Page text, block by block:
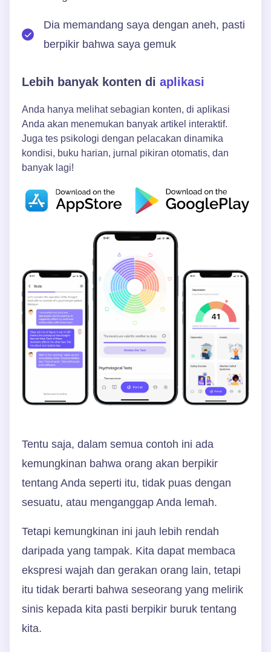
Dia memandang saya dengan aneh, pasti
berpikir bahwa saya gemuk
Lebih banyak konten di aplikasi
Anda hanya melihat sebagian konten, di aplikasi
Anda akan menemukan banyak artikel interaktif.
Juga tes psikologi dengan pelacakan dinamika
kondisi, buku harian, jurnal pikiran otomatis, dan
banyak lagi!
Tentu saja, dalam semua contoh ini ada
kemungkinan bahwa orang akan berpikir
tentang Anda seperti itu, tidak puas dengan
sesuatu, atau menganggap Anda lemah.
Tetapi kemungkinan ini jauh lebih rendah
daripada yang tampak. Kita dapat membaca
ekspresi wajah dan gerakan orang lain, tetapi
itu tidak berarti bahwa seseorang yang melirik
sinis kepada kita pasti berpikir buruk tentang
kita.